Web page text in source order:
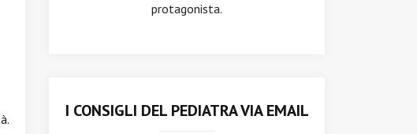
protagonista.
I CONSIGLI DEL PEDIATRA VIA EMAIL